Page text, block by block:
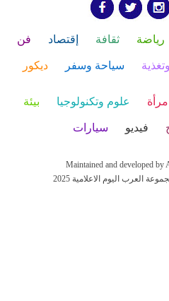
رياضة ثقافة إقتصاد فن
سياحة وسفر ديكور
مرأة علوم وتكنولوجيا بيئة
فيديو سيارات
Maintained and developed